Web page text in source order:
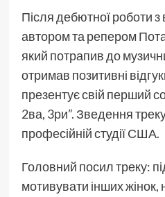
Після дебютної роботи
автором та репером
який потрапив до
отримав позитивні
презентує свій перший
2ва, 3ри”. Зведення
професійній студії США.
Головний посил треку:
мотивувати інших жінок,